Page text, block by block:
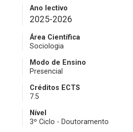
Ano lectivo
2025-2026
Área Científica
Sociologia
Modo de Ensino
Presencial
Créditos ECTS
7.5
Nível
3º Ciclo - Doutoramento